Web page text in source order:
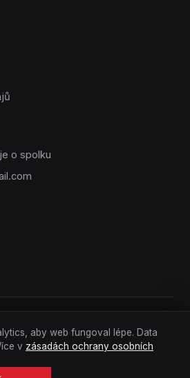
o spolku
aby web fungoval lépe. Data
v zásadách ochrany osobních